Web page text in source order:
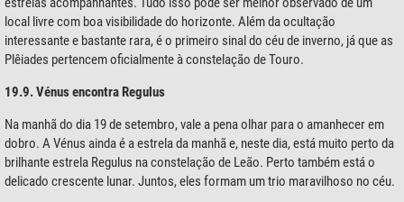
local livre com boa visibilidade do horizonte. Além da ocultação
interessante e bastante rara, é o primeiro sinal do céu de inverno, já que as
Plêiades pertencem oficialmente à constelação de Touro.
19.9. Vénus encontra Regulus
Na manhã do dia 19 de setembro, vale a pena olhar para o amanhecer em
dobro. A Vénus ainda é a estrela da manhã e, neste dia, está muito perto da
brilhante estrela Regulus na constelação de Leão. Perto também está o
delicado crescente lunar. Juntos, eles formam um trio maravilhoso no céu.